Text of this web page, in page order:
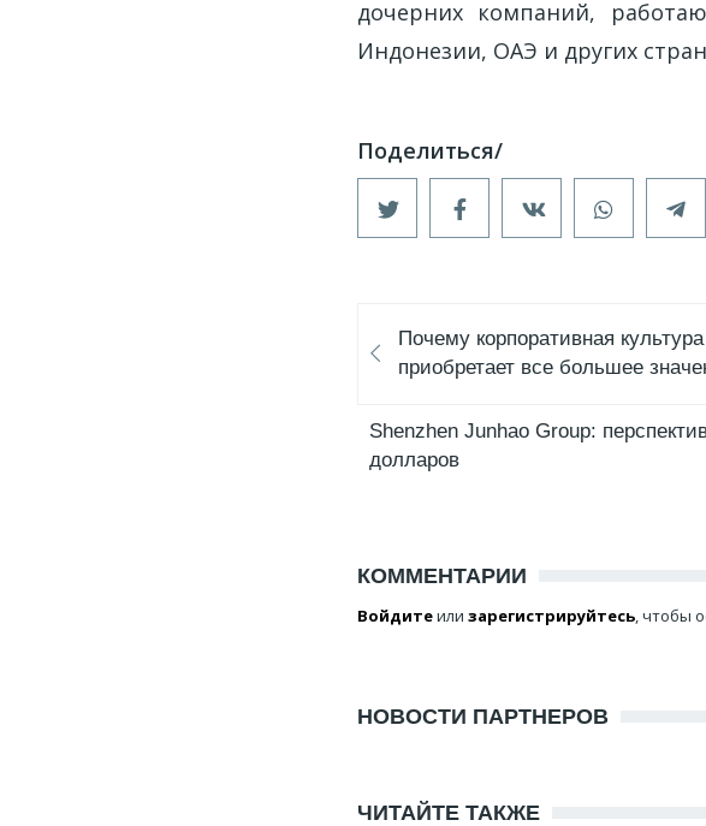
дочерних компаний,
Индонезии, ОАЭ и других
Почему корпоративная культура
приобретает все большее
Shenzhen Junhao Group:
долларов
КОММЕНТАРИИ
Войдитеили зарегистрируйтесь, чтобы
НОВОСТИ ПАРТНЕРОВ
ЧИТАЙТЕ ТАКЖЕ